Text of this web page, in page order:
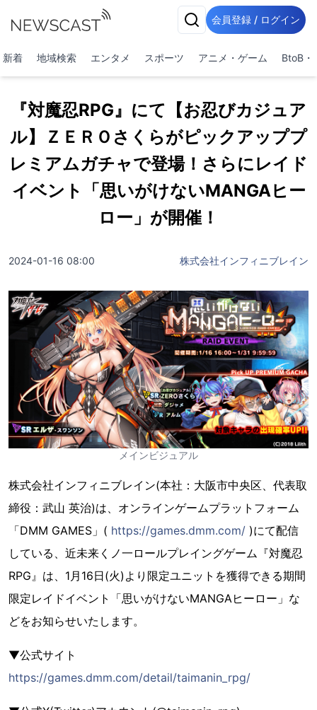
会員登録 / ログイン
新着 地域検索 エンタメ スポーツ アニメ・ゲーム BtoB・
『対魔忍RPG』にて【お忍びカジュア
ル】ＺＥＲＯさくらがピックアッププ
レミアムガチャで登場！さらにレイド
イベント「思いがけないMANGAヒー
ロー」が開催！
2024-01-16 08:00 株式会社インフィニブレイン
メインビジュアル
株式会社インフィニブレイン(本社：大阪市中央区、代表取
締役：武山 英治)は、オンラインゲームプラットフォーム
「DMM GAMES」( https://games.dmm.com/ )にて配信
している、近未来くノ一ロールプレイングゲーム『対魔忍
RPG』は、1月16日(火)より限定ユニットを獲得できる期間
限定レイドイベント「思いがけないMANGAヒーロー」な
どをお知らせいたします。
▼公式サイト
https://games.dmm.com/detail/taimanin_rpg/